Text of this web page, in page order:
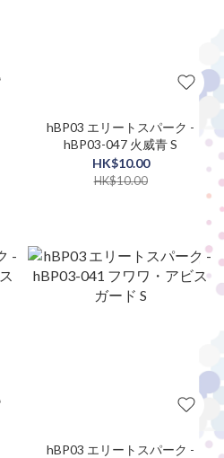
hBP03 エリートスパーク -
hBP03-047 火威青 S
HK$10.00
HK$10.00
hBP03 エリートスパーク -